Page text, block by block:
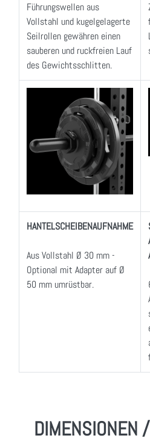
Führungswellen aus
Vollstahl und kugelgelagerte
Seilrollen gewähren einen
sauberen und ruckfreien Lauf
des Gewichtsschlitten.
HANTELSCHEIBENAUFNAHME
Aus Vollstahl Ø 30 mm -
Optional mit Adapter auf Ø
50 mm umrüstbar.
DIMENSIONEN